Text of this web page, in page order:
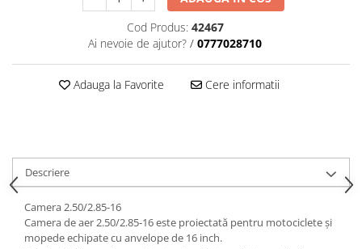
Cod Produs: 42467
Ai nevoie de ajutor? / 0777028710
Adauga la Favorite Cere informatii
Descriere
Camera 2.50/2.85-16
Camera de aer 2.50/2.85-16 este proiectată pentru motociclete și
mopede echipate cu anvelope de 16 inch.